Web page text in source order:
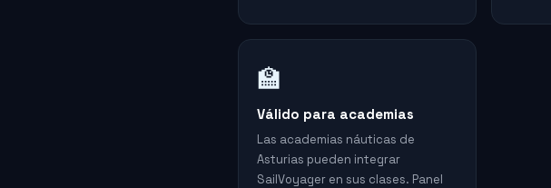
🏫
Válido para academias
Las academias náuticas de
Asturias pueden integrar
SailVoyager en sus clases. Panel